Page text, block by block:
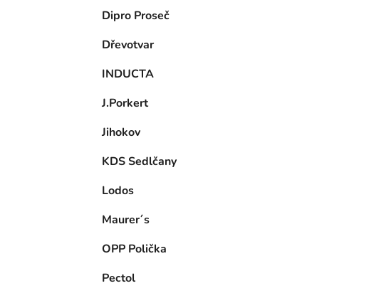
Dipro Proseč
Dřevotvar
INDUCTA
J.Porkert
Jihokov
KDS Sedlčany
Lodos
Maurer´s
OPP Polička
Pectol